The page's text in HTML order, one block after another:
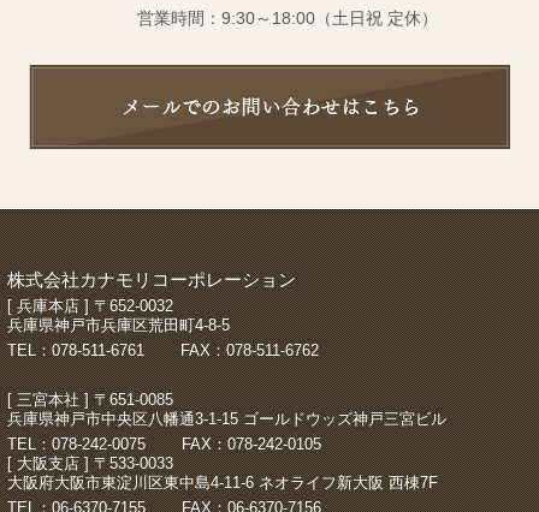
営業時間：9:30～18:00（土日祝 定休）
株式会社カナモリコーポレーション
[ 兵庫本店 ] 〒652-0032
兵庫県神戸市兵庫区荒田町4-8-5
TEL：078-511-6761 FAX：078-511-6762
[ 三宮本社 ] 〒651-0085
兵庫県神戸市中央区八幡通3-1-15 ゴールドウッズ神戸三宮ビル
TEL：078-242-0075 FAX：078-242-0105
[ 大阪支店 ] 〒533-0033
大阪府大阪市東淀川区東中島4-11-6 ネオライフ新大阪 西棟7F
TEL：06-6370-7155 FAX：06-6370-7156